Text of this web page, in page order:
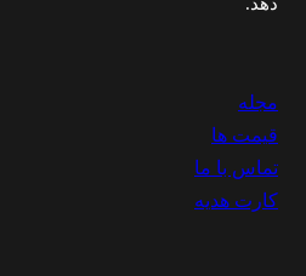
دهد.
مجله
قیمت ها
تماس با ما
کارت هدیه